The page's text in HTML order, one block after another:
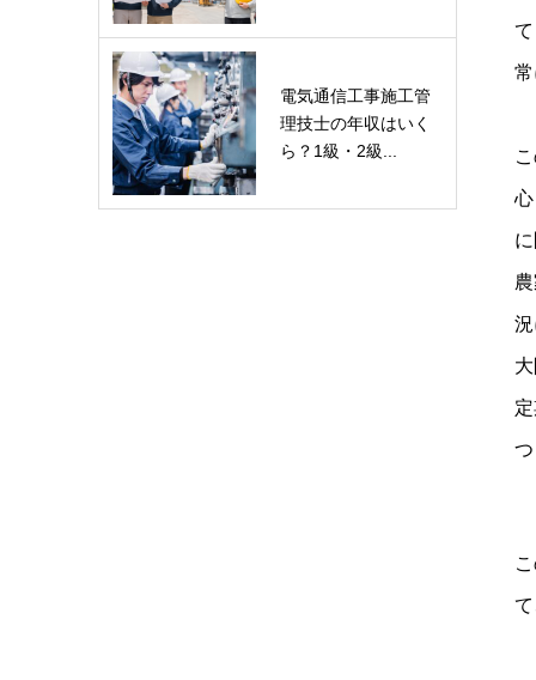
電気通信工事施工管
理技士の年収はいく
ら？1級・2級...